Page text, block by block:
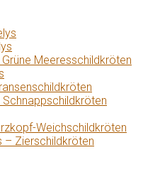
Meeresschildkröten
Weichschildkröten
– Zierschildkröten